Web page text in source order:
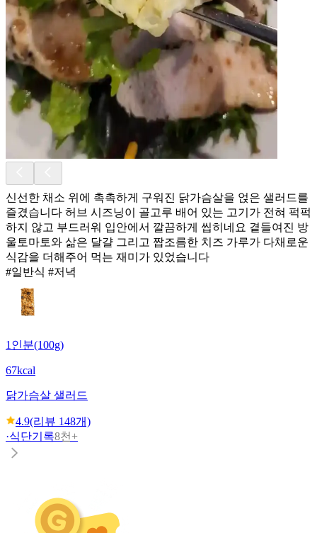
신선한 채소 위에 촉촉하게 구워진 닭가슴살을 얹은 샐러드를
즐겼습니다 허브 시즈닝이 골고루 배어 있는 고기가 전혀 퍽퍽
하지 않고 부드러워 입안에서 깔끔하게 씹히네요 곁들여진 방
울토마토와 삶은 달걀 그리고 짭조름한 치즈 가루가 다채로운
식감을 더해주어 먹는 재미가 있었습니다
#일반식 #저녁
1인분(100g)
67kcal
닭가슴살 샐러드
4.9(리뷰 148개)
·식단기록8천+